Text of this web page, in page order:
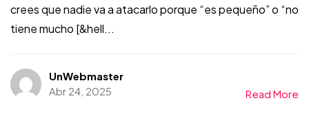
crees que nadie va a atacarlo porque “es pequeño” o “no
tiene mucho [&hell...
UnWebmaster
Abr 24, 2025
Read More